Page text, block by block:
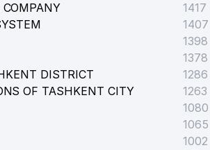
1417
1407
1398
1378
DISTRICT
1286
OF TASHKENT CITY
1263
1080
1065
1002